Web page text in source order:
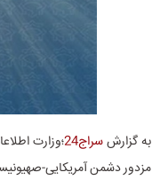
به گزارشسراج24
مزدور دشمن آمریکایی-صهیونیستی